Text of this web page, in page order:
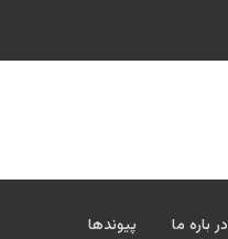
در باره ما پیوندها